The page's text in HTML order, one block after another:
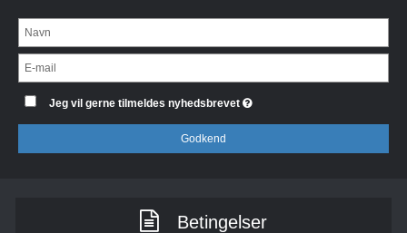
Jeg vil gerne tilmeldes nyhedsbrevet
Godkend
Betingelser